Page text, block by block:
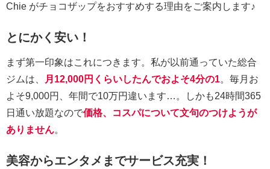
Chie がチョコザップをおすすめする理由をご案内します♪
とにかく安い！
まず第一印象はこれにつきます。私が以前通っていた総合
ジムは、
月12,000円くらいしたんでおよそ4分の1。毎月お
よそ9,000円、年間で10万円違います…。しかも24時間365
日通い放題なので価格、コスパについて文句のつけようが
ありません。
美容からエンタメまでサービス充実！